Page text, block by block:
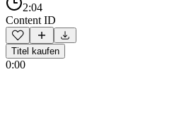
2:04
Content ID
Titel kaufen
0:00